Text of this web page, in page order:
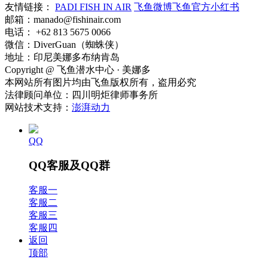
友情链接： PADI FISH IN AIR 飞鱼微博飞鱼官方小红书
邮箱：manado@fishinair.com
电话： +62 813 5675 0066
微信：DiverGuan（蜘蛛侠）
地址：印尼美娜多布纳肯岛
Copyright @ 飞鱼潜水中心 · 美娜多
本网站所有图片均由飞鱼版权所有，盗用必究
法律顾问单位：四川明炬律师事务所
网站技术支持： 澎湃动力
QQ
QQ客服及QQ群
客服一
客服二
客服三
客服四
返回
顶部